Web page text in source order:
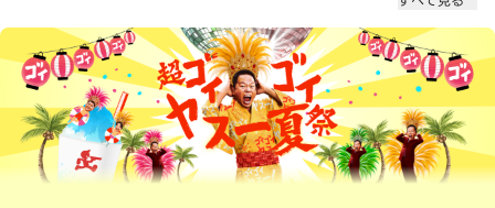
超ゴイゴイヤスー夏祭